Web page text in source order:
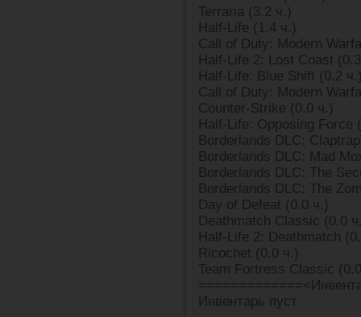
Terraria (3.2 ч.)
Half-Life (1.4 ч.)
Call of Duty: Modern
Half-Life 2: Lost Coast
Half-Life: Blue Shift (0.2
Call of Duty: Modern
Counter-Strike (0.0 ч.)
Half-Life: Opposing Force
Borderlands DLC:
Borderlands DLC: Mad
Borderlands DLC: The
Borderlands DLC: The
Day of Defeat (0.0 ч.)
Deathmatch Classic (0.0
Half-Life 2: Deathmatch
Ricochet (0.0 ч.)
Team Fortress Classic
Инвентарь пуст